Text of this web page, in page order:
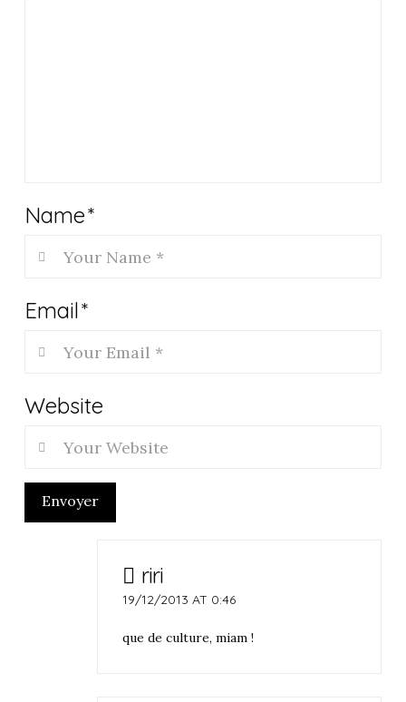
Name*
Email*
Website
Envoyer
riri
19/12/2013 AT 0:46
que de culture, miam !